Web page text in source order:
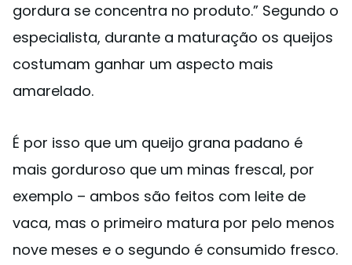
gordura se concentra no produto.” Segundo o
especialista, durante a maturação os queijos
costumam ganhar um aspecto mais
amarelado.
É por isso que um queijo grana padano é
mais gorduroso que um minas frescal, por
exemplo – ambos são feitos com leite de
vaca, mas o primeiro matura por pelo menos
nove meses e o segundo é consumido fresco.